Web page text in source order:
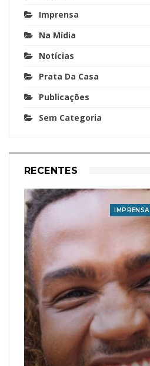
Imprensa
Na Mídia
Notícias
Prata Da Casa
Publicações
Sem Categoria
RECENTES
IMPRENSA